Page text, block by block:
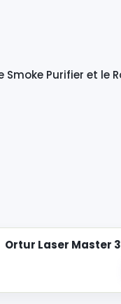
Purifier et le
Ortur Laser Master 3